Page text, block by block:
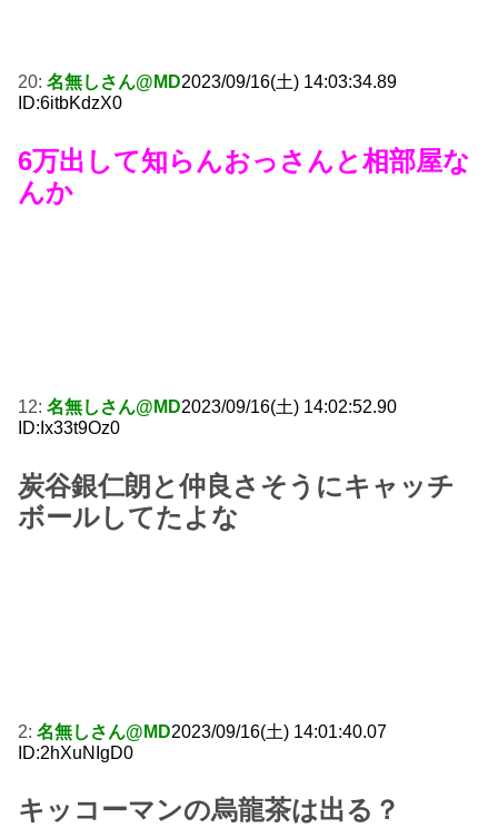
20: 名無しさん@MD2023/09/16(土) 14:03:34.89
ID:6itbKdzX0
6万出して知らんおっさんと相部屋な
んか
12: 名無しさん@MD2023/09/16(土) 14:02:52.90
ID:Ix33t9Oz0
炭谷銀仁朗と仲良さそうにキャッチ
ボールしてたよな
2: 名無しさん@MD2023/09/16(土) 14:01:40.07
ID:2hXuNIgD0
キッコーマンの烏龍茶は出る？